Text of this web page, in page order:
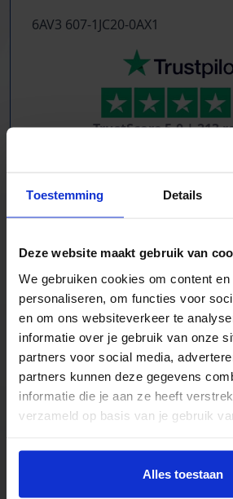
Toestemming Details
Deze website maakt gebruik van
We gebruiken cookies om content
personaliseren, om functies voor
en om ons websiteverkeer te
informatie over je gebruik van onze
partners voor social media,
partners kunnen deze gegevens
informatie die je aan ze heeft
verzameld op basis van je gebruik
Alles toestaan
6AV3 607-1JC20-0AX1
TrustScore5.0|213
Tientallen
Compressoren,
Aandrijftechniek &
Elektronische componenten